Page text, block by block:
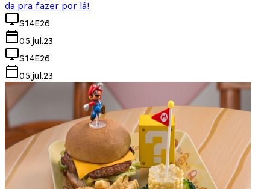
da pra fazer por lá!
S14E26
05.jul.23
S14E26
05.jul.23